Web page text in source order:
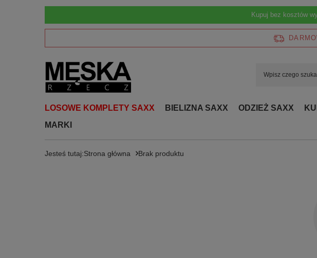
Kupuj bez kosztów
LOSOWE KOMPLETY SAXX BIELIZNA SAXX ODZIEŻ SAXX
MARKI
Jesteś tutaj:Strona główna Brak produktu